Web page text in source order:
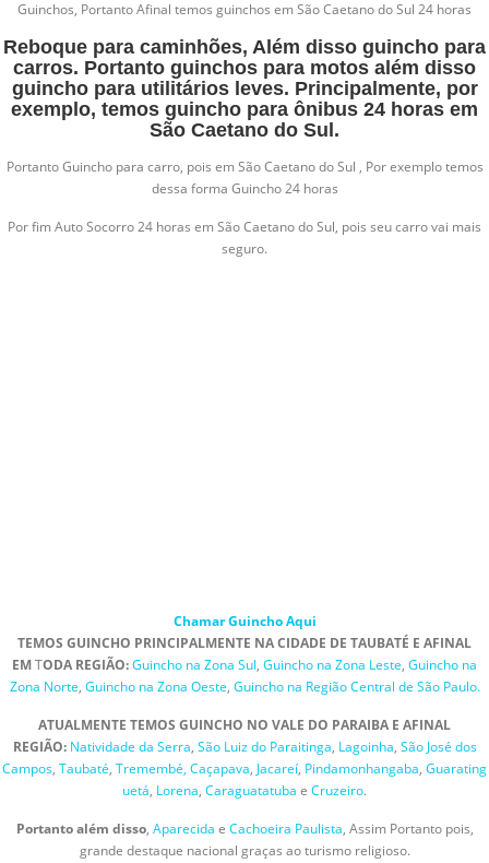
Guinchos, Portanto Afinal temos guinchos em São Caetano do Sul 24 horas
Reboque para caminhões, Além disso guincho para
carros. Portanto guinchos para motos além disso
guincho para utilitários leves. Principalmente, por
exemplo, temos guincho para ônibus 24 horas em
São Caetano do Sul.
Portanto Guincho para carro, pois em São Caetano do Sul , Por exemplo temos
dessa forma Guincho 24 horas
Por fim Auto Socorro 24 horas em São Caetano do Sul, pois seu carro vai mais
seguro.
Chamar Guincho Aqui
TEMOS GUINCHO PRINCIPALMENTE NA CIDADE DE TAUBATÉ E AFINAL
EMTODA REGIÃO:Guincho na Zona Sul, Guincho na Zona Leste, Guincho na
Zona Norte, Guincho na Zona Oeste, Guincho na Região Central de São Paulo.
ATUALMENTE TEMOS GUINCHO NO VALE DO PARAIBA E AFINAL
REGIÃO: Natividade da Serra, São Luiz do Paraitinga, Lagoinha, São José dos
Campos, Taubaté, Tremembé, Caçapava, Jacareí, Pindamonhangaba, Guarating
uetá, Lorena, Caraguatatuba e Cruzeiro.
Portanto além disso, Aparecida e Cachoeira Paulista, Assim Portanto pois,
grande destaque nacional graças ao turismo religioso.